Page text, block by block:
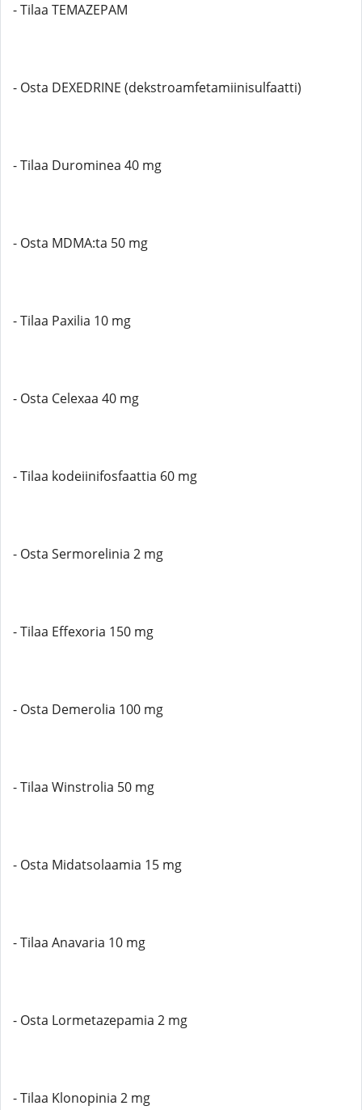
- Tilaa TEMAZEPAM
- Osta DEXEDRINE (dekstroamfetamiinisulfaatti)
- Tilaa Durominea 40 mg
- Osta MDMA:ta 50 mg
- Tilaa Paxilia 10 mg
- Osta Celexaa 40 mg
- Tilaa kodeiinifosfaattia 60 mg
- Osta Sermorelinia 2 mg
- Tilaa Effexoria 150 mg
- Osta Demerolia 100 mg
- Tilaa Winstrolia 50 mg
- Osta Midatsolaamia 15 mg
- Tilaa Anavaria 10 mg
- Osta Lormetazepamia 2 mg
- Tilaa Klonopinia 2 mg